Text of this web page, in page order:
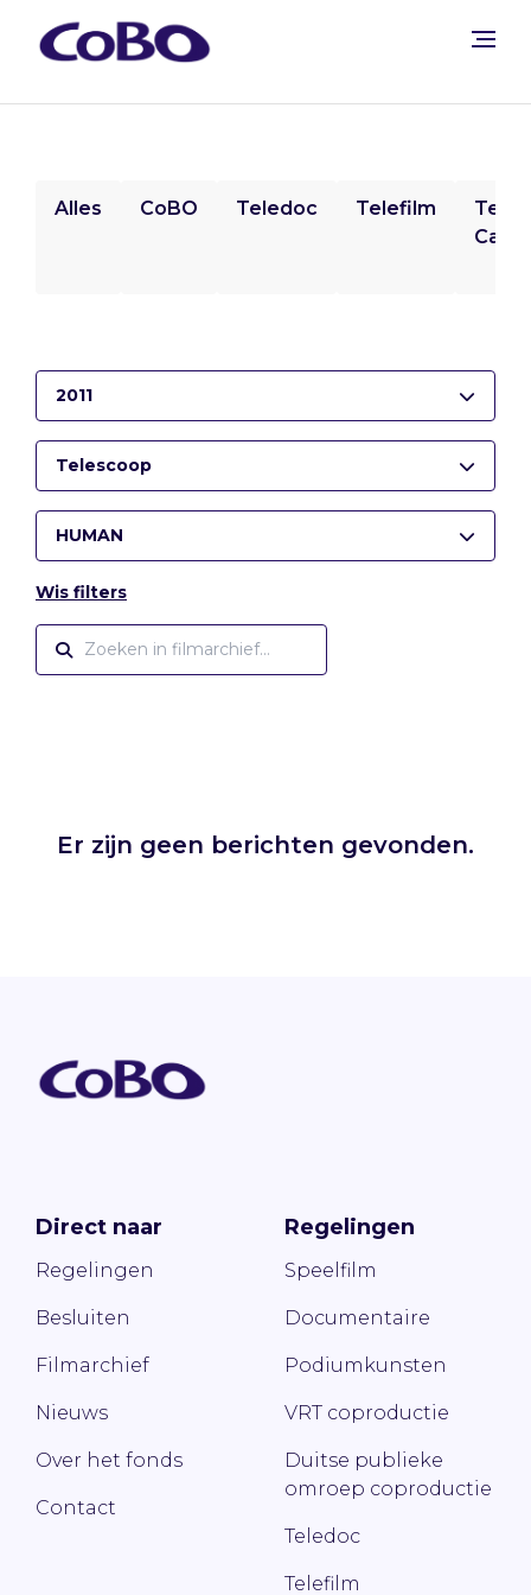
Alles CoBO Teledoc Telefilm
2011
Telescoop
HUMAN
Wis filters
Er zijn geen berichten gevonden.
Direct naar
Regelingen
Besluiten
Filmarchief
Nieuws
Over het fonds
Contact
Regelingen
Speelfilm
Documentaire
Podiumkunsten
VRT coproductie
Duitse publieke
omroep coproductie
Teledoc
Telefilm